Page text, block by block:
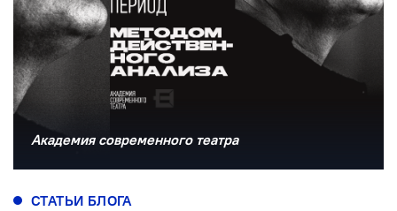
Академия современного театра
СТАТЬИ БЛОГА